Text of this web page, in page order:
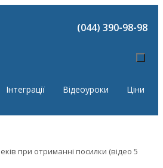
(044) 390-98-98
Інтеграції Відеоуроки Ціни
при отриманні посилки (відео 5